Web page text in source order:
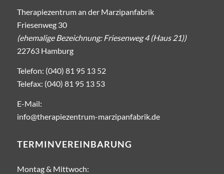
Therapiezentrum an der Marzipanfabrik
Friesenweg 30
(ehemalige Bezeichnung: Friesenweg 4 (Haus 21))
22763 Hamburg
Telefon: (040) 81 95 13 52
Telefax: (040) 81 95 13 53
E-Mail:
info@therapiezentrum-marzipanfabrik.de
TERMINVEREINBARUNG
Montag & Mittwoch: